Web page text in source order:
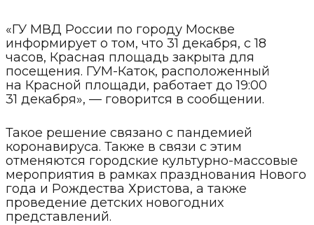
«ГУ МВД России по городу Москве
информирует о том, что 31 декабря, с 18
часов, Красная площадь закрыта для
посещения. ГУМ-Каток, расположенный
на Красной площади, работает до 19:00
31 декабря», — говорится в сообщении.
Такое решение связано с пандемией
коронавируса. Также в связи с этим
отменяются городские культурно-массовые
мероприятия в рамках празднования Нового
года и Рождества Христова, а также
проведение детских новогодних
представлений.